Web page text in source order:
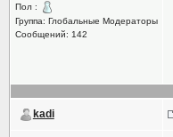
Пол :
Группа: Глобальные Модераторы
Сообщений: 142
kadi